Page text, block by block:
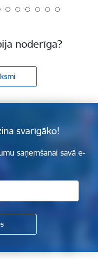
noderīga?
svarīgāko!
saņemšanai savā e-